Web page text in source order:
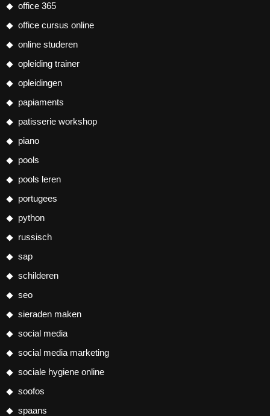
office 365
office cursus online
online studeren
opleiding trainer
opleidingen
papiaments
patisserie workshop
piano
pools
pools leren
portugees
python
russisch
sap
schilderen
seo
sieraden maken
social media
social media marketing
sociale hygiene online
soofos
spaans